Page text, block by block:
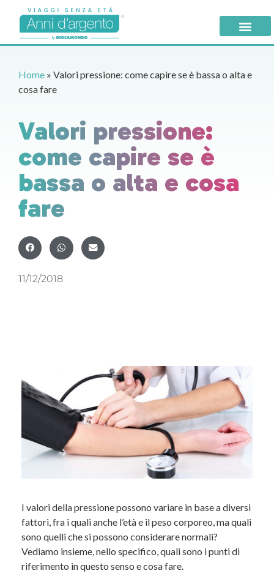
Home » Valori pressione: come capire se è bassa o alta e
cosa fare
Valori pressione:
come capire se è
bassa o alta e cosa
fare
11/12/2018
I valori della pressione possono variare in base a diversi
fattori, fra i quali anche l’età e il peso corporeo, ma quali
sono quelli che si possono considerare normali?
Vediamo insieme, nello specifico, quali sono i punti di
riferimento in questo senso e cosa fare.